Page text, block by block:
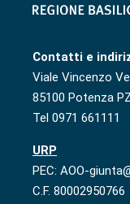
Contatti e
Viale Vincenzo
85100 Potenza PZ
Tel 0971 661111
URP
PEC: AOO-
C.F. 80002950766